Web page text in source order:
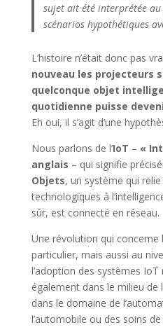
sujet ait été interprétée
scénarios hypothétiques
L’histoire n’était donc pas
nouveau les projecteurs
quelconque objet
quotidienne puisse
Eh oui, il s’agit d’une
Nous parlons de l’IoT – «
anglais – qui signifie
Objets, un système qui
technologiques à
sûr, est connecté en réseau.
Une révolution qui concerne
particulier, mais aussi au
l’adoption des systèmes
également dans le milieu de
dans le domaine de
l’automobile ou des soins